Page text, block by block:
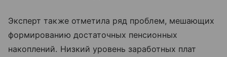
Эксперт также отметила ряд проблем, мешающих
формированию достаточных пенсионных
накоплений. Низкий уровень заработных плат